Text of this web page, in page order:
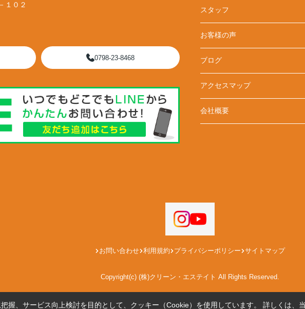
１０２
0798-23-8468
スタッフ
お客様の声
ブログ
アクセスマップ
会社概要
お問い合わせ 利用規約 プライバシーポリシー サイトマップ
Copyright(c) (株)クリーン・エステイト All Rights Reserved.
握、サービス向上検討を目的として、クッキー（Cookie）を使用しています。 詳しくは、